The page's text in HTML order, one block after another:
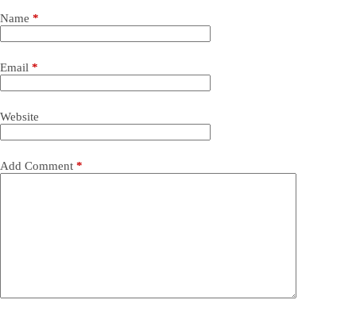
Name *
Email *
Website
Add Comment *